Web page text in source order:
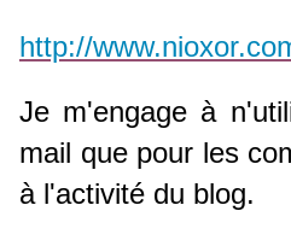
http://
Je m'engage à
mail que pour les
à l'activité du blog.